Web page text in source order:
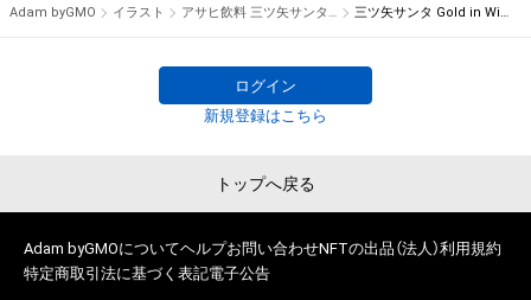
Adam byGMO イラスト アサヒ飲料 三ツ矢サンタにお願いキャンペーン 特設NFTストア 三ツ矢サンタ Gold in Winter
ログイン
新規登録はこちら
トップへ戻る
Adam byGMOについてヘルプお問い合わせNFTの出品（法人）利用規約
特定商取引法に基づく表記電子公告